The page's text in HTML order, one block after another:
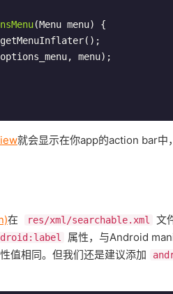
(Menu menu)
{
就会显示在你app的action bar中
在 res/xml/searchable.xml 文
属性，与Android
值相同。但我们还是建议添加